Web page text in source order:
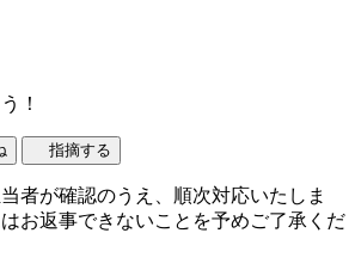
！
指摘する
者が確認のうえ、順次対応いたしま
お返事できないことを予めご了承くだ